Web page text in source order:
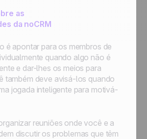
as
da noCRM
é apontar para os membros de
quando algo não é
e dar-lhes os meios para
também deve avisá-los quando
jogada inteligente para motivá-
reuniões onde você e a
discutir os problemas que têm